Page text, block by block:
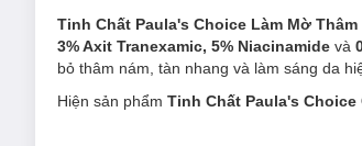
Tinh Chất Paula's Choice Làm Mờ Thâm
3% Axit Tranexamic, 5% Niacinamide và
bỏ thâm nám, tàn nhang và làm sáng da
Hiện sản phẩm Tinh Chất Paula's